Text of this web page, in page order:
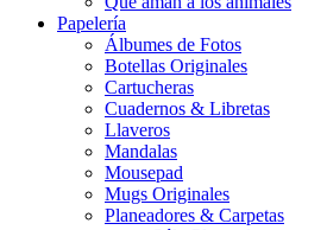
Papelería
Álbumes de Fotos
Botellas Originales
Cartucheras
Cuadernos & Libretas
Llaveros
Mandalas
Mousepad
Mugs Originales
Planeadores & Carpetas